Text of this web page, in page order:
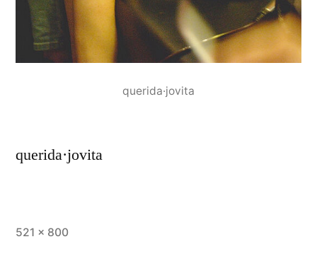
querida·jovita
querida·jovita
全
521 × 800